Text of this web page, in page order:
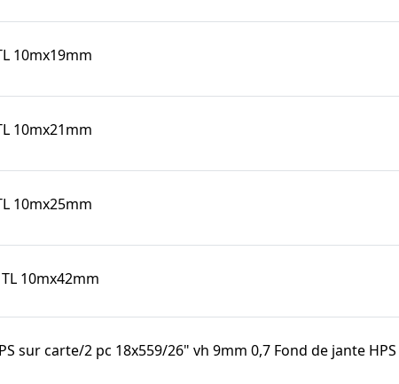
10mx19mm
10mx21mm
10mx25mm
10mx42mm
sur carte/2 pc 18x559/26" vh 9mm 0,7 Fond de jante